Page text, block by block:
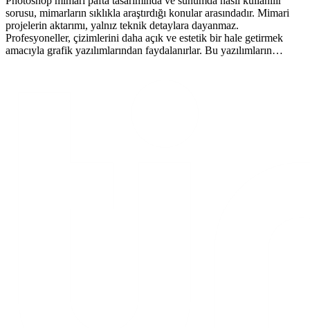
sorusu, mimarların sıklıkla araştırdığı konular arasındadır. Mimari
projelerin aktarımı, yalnız teknik detaylara dayanmaz.
Profesyoneller, çizimlerini daha açık ve estetik bir hale getirmek
amacıyla grafik yazılımlarından faydalanırlar. Bu yazılımların…